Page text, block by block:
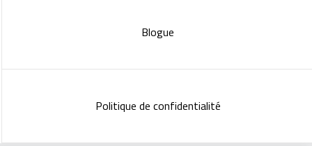
Blogue
Politique de confidentialité